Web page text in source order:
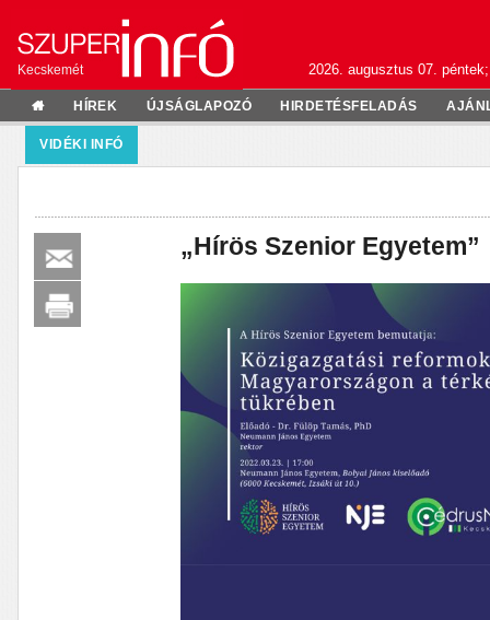
Kecskemét 2026. augusztus 07.
HÍREK ÚJSÁGLAPOZÓ HIRDETÉSFELADÁS
VIDÉKI INFÓ
„Hírös Szenior Egyetem”